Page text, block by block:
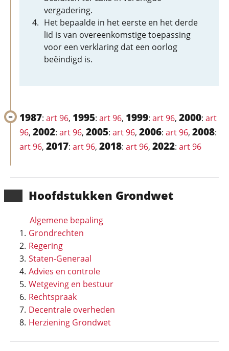
Hoofd­stukken Grondwet
Algemene bepaling
Grondrechten
Regering
Staten-Generaal
Advies en controle
Wetgeving en bestuur
Rechtspraak
Decentrale overheden
Herziening Grondwet
vergadering.
Het bepaalde in het eerste en het derde
lid is van overeenkomstige toepassing
voor een verklaring dat een oorlog
beëindigd is.
1987: art 96, 1995: art 96, 1999: art 96, 2000: art
96, 2002: art 96, 2005: art 96, 2006: art 96, 2008:
art 96, 2017: art 96, 2018: art 96, 2022: art 96